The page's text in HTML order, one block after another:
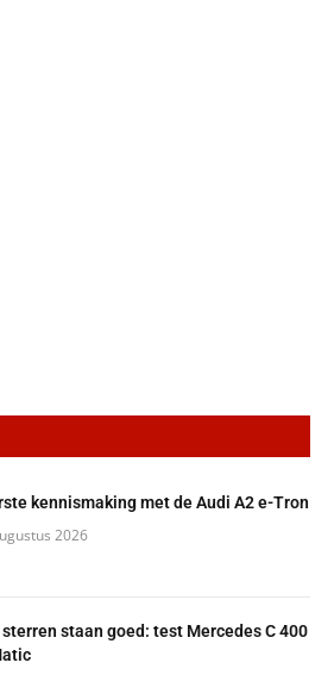
kennismaking met de Audi A2 e-Tron
2026
sterren staan goed: test Mercedes C 400